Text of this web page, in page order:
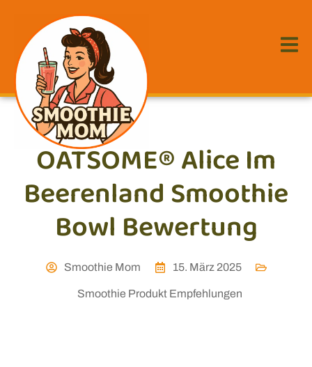
OATSOME® Alice Im
Beerenland Smoothie
Bowl Bewertung
Smoothie Mom 15. März 2025
Smoothie Produkt Empfehlungen